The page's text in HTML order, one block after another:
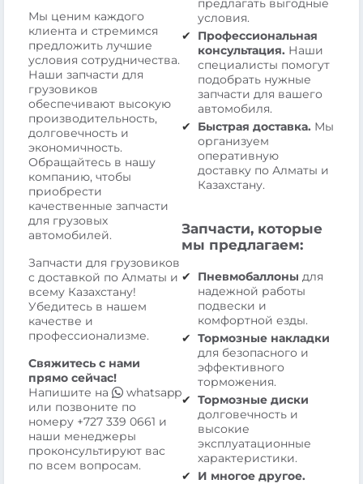
Мы ценим каждого
клиента и стремимся
предложить лучшие
условия сотрудничества.
Наши запчасти для
грузовиков
обеспечивают высокую
производительность,
долговечность и
экономичность.
Обращайтесь в нашу
компанию, чтобы
приобрести
качественные запчасти
для грузовых
автомобилей.
Запчасти для грузовиков
с доставкой по Алматы и
всему Казахстану!
Убедитесь в нашем
качестве и
профессионализме.
Свяжитесь с нами
прямо сейчас!
Напишите на
whatsapp
или позвоните по
номеру +727 339 0661 и
наши менеджеры
проконсультируют вас
по всем вопросам.
предлагать выгодные
условия.
Профессиональная
консультация. Наши
специалисты помогут
подобрать нужные
запчасти для вашего
автомобиля.
Быстрая доставка. Мы
организуем
оперативную
доставку по Алматы и
Казахстану.
Запчасти, которые
мы предлагаем:
Пневмобаллоны для
надежной работы
подвески и
комфортной езды.
Тормозные накладки
для безопасного и
эффективного
торможения.
Тормозные диски
долговечность и
высокие
эксплуатационные
характеристики.
И многое другое.